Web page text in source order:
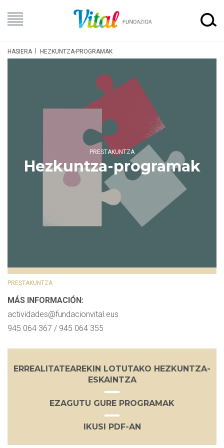
HASIERA HEZKUNTZA-PROGRAMAK
Hezkuntza-programak
PRESTAKUNTZA
PRESTAKUNTZA
MÁS INFORMACIÓN:
actividades@fundacionvital.eus
945 064 367 / 945 064 355
ERREALITATEAREKIN LOTUTAKO HEZKUNTZA-
ESKAINTZA
EZAGUTU GURE PROGRAMAK
IKUSI PDF-AN